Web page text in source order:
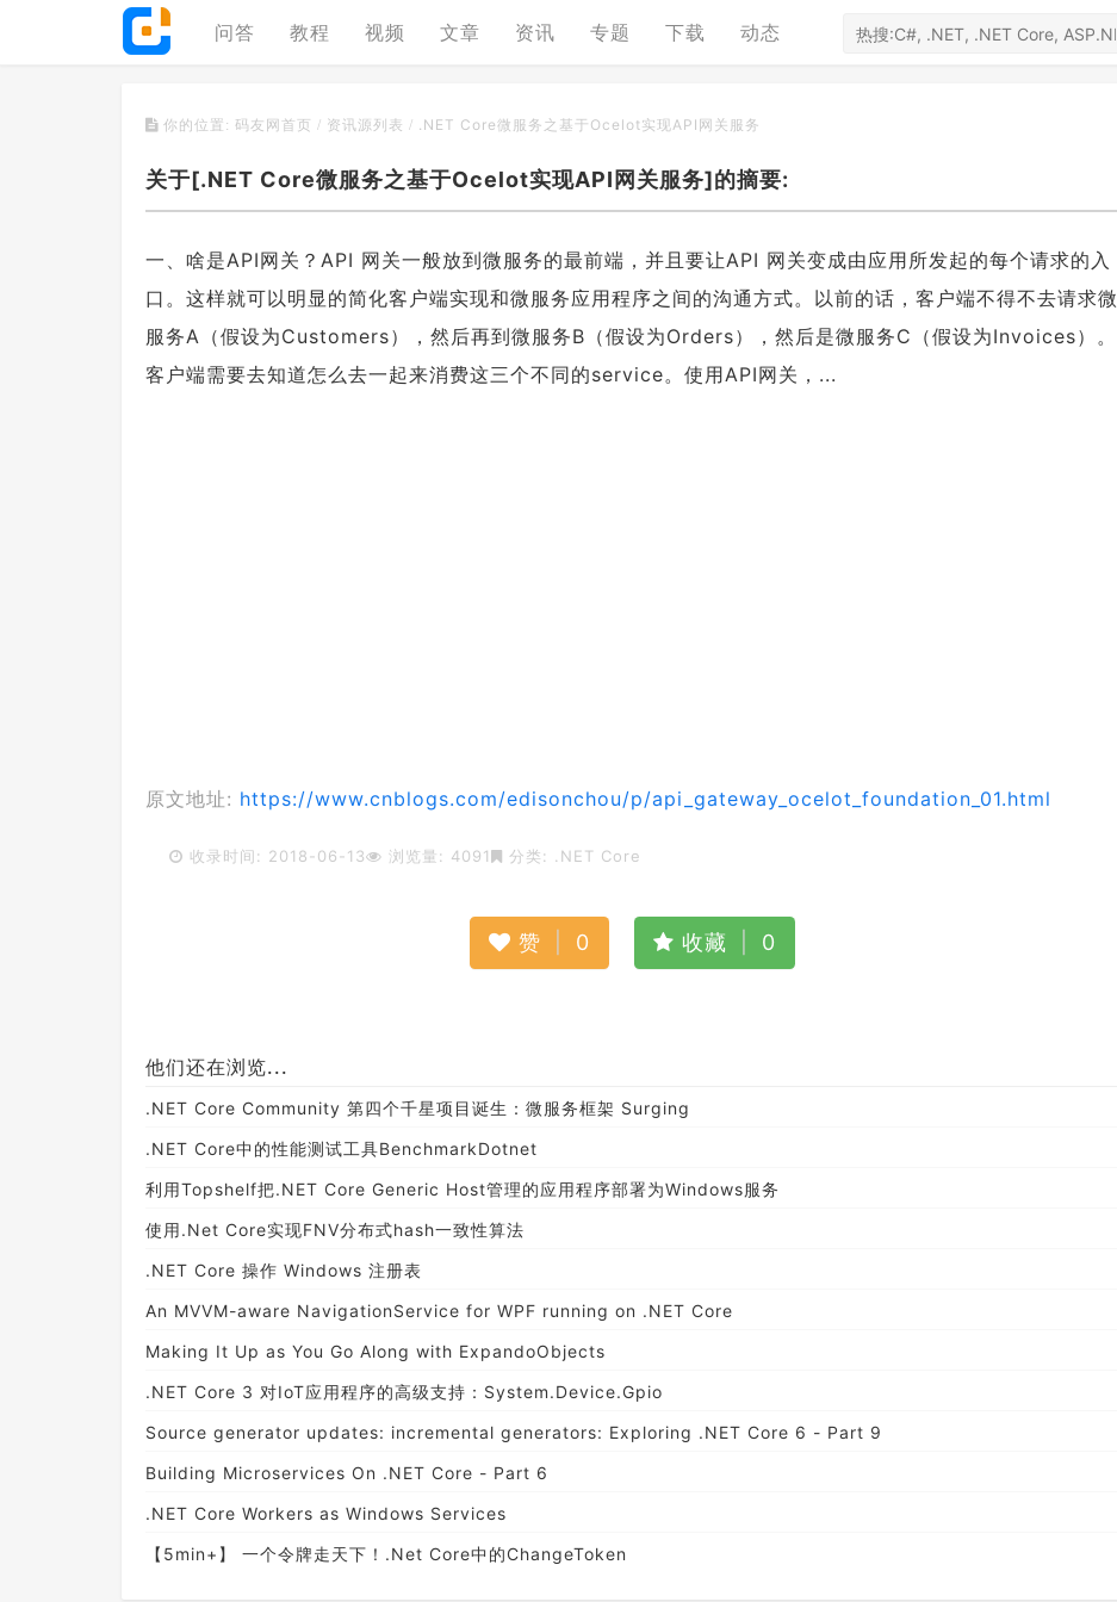
问答 教程 视频 文章 资讯 专题 下载 动态
你的位置: 码友网首页 / 资讯源列表 / .NET Core微服务之基于Ocelot实现API网关服务
关于[.NET Core微服务之基于Ocelot实现API网关服务]的摘要:
一、啥是API网关？API 网关一般放到微服务的最前端，并且要让API 网关变成由应用所发起的每个请求的入
口。这样就可以明显的简化客户端实现和微服务应用程序之间的沟通方式。以前的话，客户端不得不去请求微
服务A（假设为Customers），然后再到微服务B（假设为Orders），然后是微服务C（假设为Invoices）。
客户端需要去知道怎么去一起来消费这三个不同的service。使用API网关，...
原文地址: https://www.cnblogs.com/edisonchou/p/api_gateway_ocelot_foundation_01.html
收录时间: 2018-06-13 浏览量: 4091 分类: .NET Core
赞 0 收藏 0
他们还在浏览...
.NET Core Community 第四个千星项目诞生：微服务框架 Surging
.NET Core中的性能测试工具BenchmarkDotnet
利用Topshelf把.NET Core Generic Host管理的应用程序部署为Windows服务
使用.Net Core实现FNV分布式hash一致性算法
.NET Core 操作 Windows 注册表
An MVVM-aware NavigationService for WPF running on .NET Core
Making It Up as You Go Along with ExpandoObjects
.NET Core 3 对IoT应用程序的高级支持：System.Device.Gpio
Source generator updates: incremental generators: Exploring .NET Core 6 - Part 9
Building Microservices On .NET Core - Part 6
.NET Core Workers as Windows Services
【5min+】 一个令牌走天下！.Net Core中的ChangeToken